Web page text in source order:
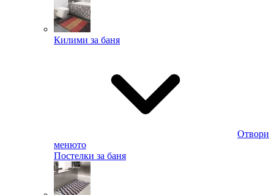
Килими за баня
Отвори
менюто
Постелки за баня